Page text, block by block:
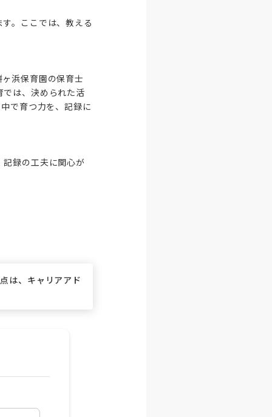
。ここでは、教える
浜保育園の保育士
では、決められた活
で育つ力を、記録に
記録の工夫に関心が
は、キャリアアド